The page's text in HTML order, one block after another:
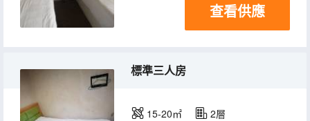
查看供應
標準三人房
15-20㎡ 2層